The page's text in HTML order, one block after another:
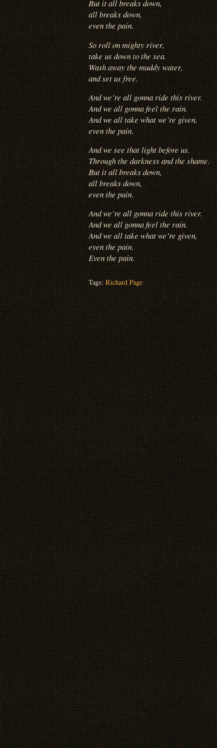
But it all breaks down,
all breaks down,
even the pain.
So roll on mighty river,
take us down to the sea.
Wash away the muddy water,
and set us free.
And we’re all gonna ride this river.
And we all gonna feel the rain.
And we all take what we’re given,
even the pain.
And we see that light before us.
Through the darkness and the shame.
But it all breaks down,
all breaks down,
even the pain.
And we’re all gonna ride this river.
And we all gonna feel the rain.
And we all take what we’re given,
even the pain.
Even the pain.
Tags: Richard Page